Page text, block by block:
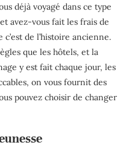
déjà voyagé dans ce type
avez-vous fait les frais de
de l’histoire ancienne.
que les hôtels, et la
y est fait chaque jour, les
on vous fournit des
pouvez choisir de changer